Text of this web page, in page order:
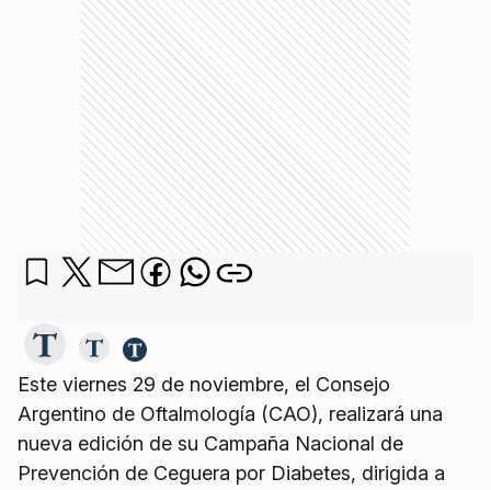
Este viernes 29 de noviembre, el Consejo
Argentino de Oftalmología (CAO), realizará una
nueva edición de su Campaña Nacional de
Prevención de Ceguera por Diabetes, dirigida a